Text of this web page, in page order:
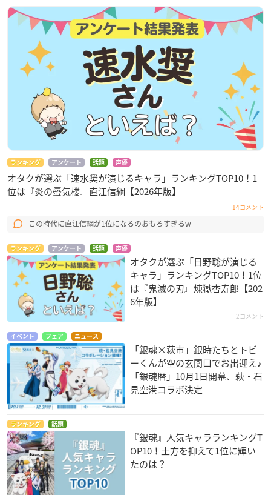
ランキング アンケート 話題 声優
オタクが選ぶ「速水奨が演じるキャラ」ランキングTOP10！1
位は『炎の蜃気楼』直江信綱【2026年版】
14コメント
この時代に直江信綱が1位になるのおもろすぎるw
ランキング アンケート 話題 声優
オタクが選ぶ「日野聡が演じる
キャラ」ランキングTOP10！1位
は『鬼滅の刃』煉󠄁獄杏寿郎【202
6年版】
2コメント
イベント フェア ニュース
「銀魂×萩市」銀時たちとトビ
ーくんが空の玄関口でお出迎え♪
「銀魂暦」10月1日開幕、萩・石
見空港コラボ決定
ランキング 話題
『銀魂』人気キャラランキングT
OP10！土方を抑えて1位に輝い
たのは？